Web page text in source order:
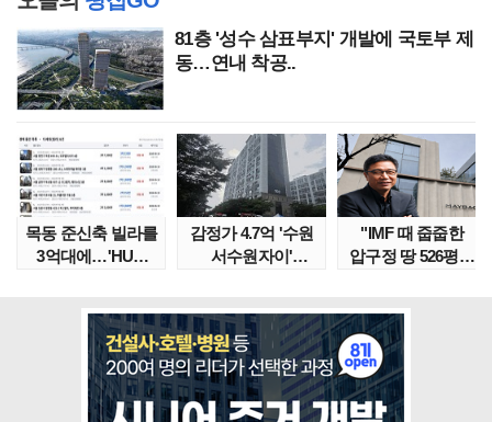
81층 '성수 삼표부지' 개발에 국토부 제
동…연내 착공..
목동 준신축 빌라를
3억대에…'HUG
감정가 4.7억 '수원
서수원자이'
"IMF 때 줍줍한
압구정 땅 526평의